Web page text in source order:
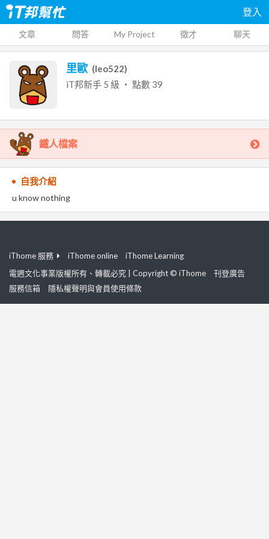
登入
文章 問答 My Project 徵才 聊天
里歐 (leo522)
iT邦新手 5 級 ‧ 點數 39
鐵人檔案
自我介紹
u know nothing
iThome 服務 iThome online
iThome Learning
電週文化事業版權所有、轉載必究 | Copyright © iThome
刊登廣告
服務信箱
隱私權聲明與會員使用條款